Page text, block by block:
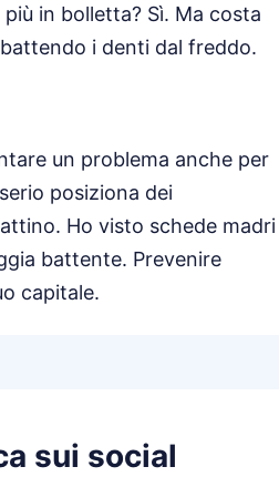
in bolletta? Sì. Ma costa
i denti dal freddo.
un problema anche per
posiziona dei
Ho visto schede madri
battente. Prevenire
capitale.
sui social